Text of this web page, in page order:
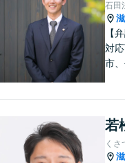
石田
【
対
市
ま
解
寧
若
くさ